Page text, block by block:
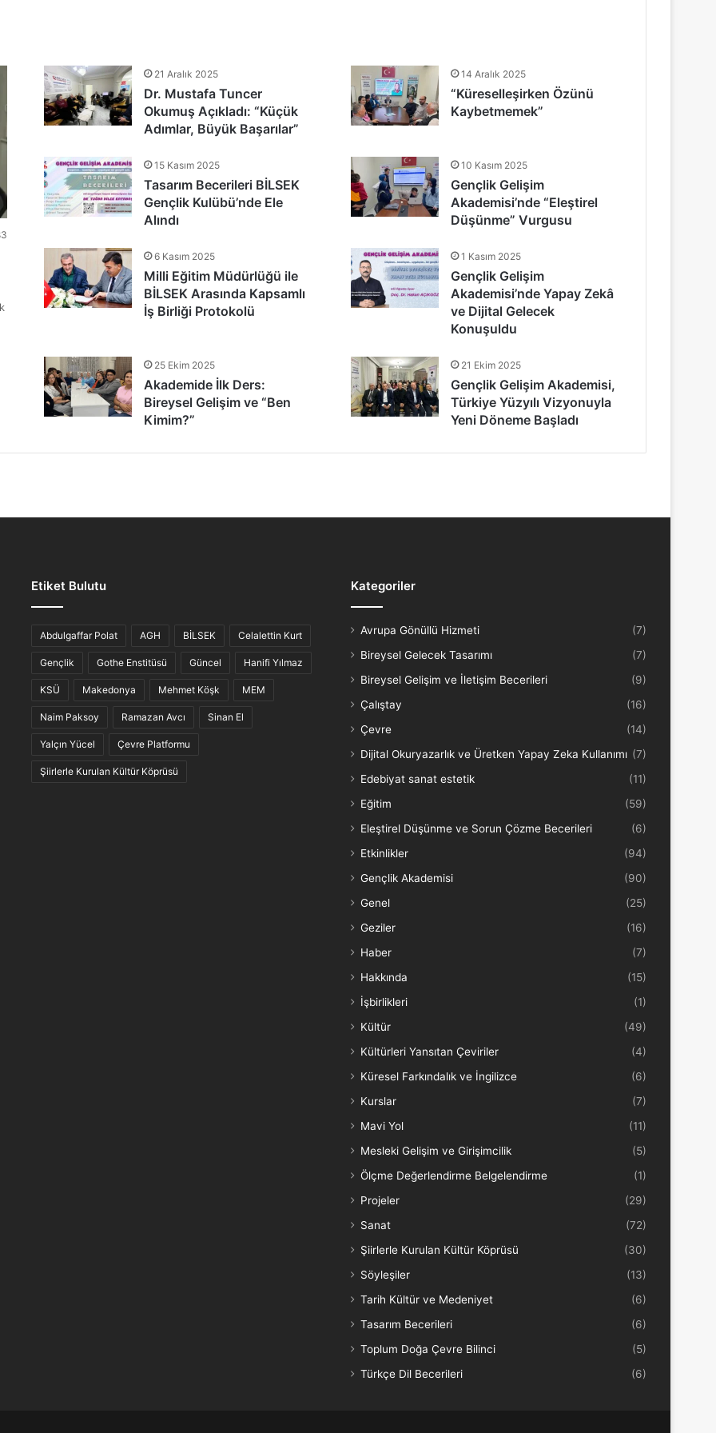
Teşekkür Belgeleriyle Tamamladı
Şöleni: Öğrenciler, Şair ve Ozanlarla Buluştu
Ahvali
Türkülerinin “Anlam Ağları” Keşfedildi
21 Aralık 2025
Dr. Mustafa Tuncer
Okumuş Açıkladı: “Küçük
Adımlar, Büyük Başarılar”
14 Aralık 2025
“Küreselleşirken Özünü
Kaybetmemek”
15 Kasım 2025
Tasarım Becerileri BİLSEK
Gençlik Kulübü’nde Ele
Alındı
10 Kasım 2025
Gençlik Gelişim
Akademisi’nde “Eleştirel
Düşünme” Vurgusu
6 Kasım 2025
Milli Eğitim Müdürlüğü ile
BİLSEK Arasında Kapsamlı
İş Birliği Protokolü
1 Kasım 2025
Gençlik Gelişim
Akademisi’nde Yapay Zekâ
ve Dijital Gelecek
Konuşuldu
25 Ekim 2025
Akademide İlk Ders:
Bireysel Gelişim ve “Ben
Kimim?”
21 Ekim 2025
Gençlik Gelişim Akademisi,
Türkiye Yüzyılı Vizyonuyla
Yeni Döneme Başladı
Etiket Bulutu
Abdulgaffar Polat AGH BİLSEK Celalettin Kurt
Gençlik Gothe Enstitüsü Güncel Hanifi Yılmaz
KSÜ Makedonya Mehmet Köşk MEM
Naim Paksoy Ramazan Avcı Sinan El
Yalçın Yücel Çevre Platformu
Şiirlerle Kurulan Kültür Köprüsü
Kategoriler
Avrupa Gönüllü Hizmeti
(7)
Bireysel Gelecek Tasarımı
(7)
Bireysel Gelişim ve İletişim Becerileri
(9)
Çalıştay
(16)
Çevre
(14)
Dijital Okuryazarlık ve Üretken Yapay Zeka Kullanımı (7)
Edebiyat sanat estetik
(11)
Eğitim
(59)
Eleştirel Düşünme ve Sorun Çözme Becerileri
(6)
Etkinlikler
(94)
Gençlik Akademisi
(90)
Genel
(25)
Geziler
(16)
Haber
(7)
Hakkında
(15)
İşbirlikleri
(1)
Kültür
(49)
Kültürleri Yansıtan Çeviriler
(4)
Küresel Farkındalık ve İngilizce
(6)
Kurslar
(7)
Mavi Yol
(11)
Mesleki Gelişim ve Girişimcilik
(5)
Ölçme Değerlendirme Belgelendirme
(1)
Projeler
(29)
Sanat
(72)
Şiirlerle Kurulan Kültür Köprüsü
(30)
Söyleşiler
(13)
Tarih Kültür ve Medeniyet
(6)
Tasarım Becerileri
(6)
Toplum Doğa Çevre Bilinci
(5)
Türkçe Dil Becerileri
(6)